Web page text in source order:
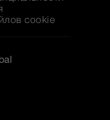
cookie